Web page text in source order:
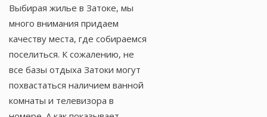
Выбирая жилье в Затоке, мы
много внимания придаем
качеству места, где собираемся
поселиться. К сожалению, не
все базы отдыха Затоки могут
похвастаться наличием ванной
комнаты и телевизора в